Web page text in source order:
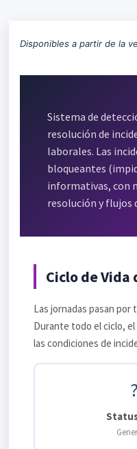
Disponibles a partir de la
Sistema de
resolución de
laborales. Las
bloqueantes
informativas, con
resolución y flujos
Ciclo de Vida
Las jornadas pasan
Durante todo el ciclo,
las condiciones de
?